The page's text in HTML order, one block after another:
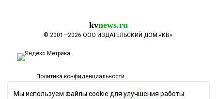
kvnews.ru
© 2001—2026 ООО ИЗДАТЕЛЬСКИЙ ДОМ «КВ».
Политика конфиденциальности
Мы используем файлы cookie для улучшения работы